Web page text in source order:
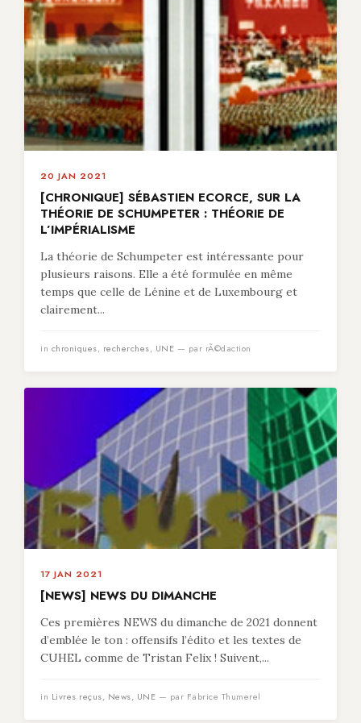
20 JAN 2021
[CHRONIQUE] SÉBASTIEN ECORCE, SUR LA
THÉORIE DE SCHUMPETER : THÉORIE DE
L’IMPÉRIALISME
La théorie de Schumpeter est intéressante pour
plusieurs raisons. Elle a été formulée en même
temps que celle de Lénine et de Luxembourg et
clairement...
in chroniques, recherches, UNE — par rÃ©daction
17 JAN 2021
[NEWS] NEWS DU DIMANCHE
Ces premières NEWS du dimanche de 2021 donnent
d’emblée le ton : offensifs l’édito et les textes de
CUHEL comme de Tristan Felix ! Suivent,...
in Livres reçus, News, UNE — par Fabrice Thumerel